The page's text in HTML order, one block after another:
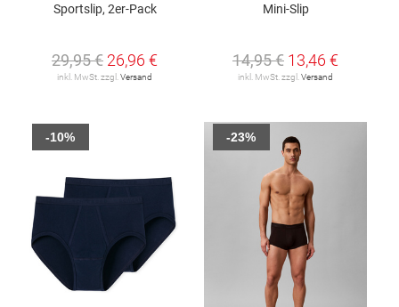
Sportslip, 2er-Pack
29,95 € 26,96 €
inkl. MwSt. zzgl. Versand
Mini-Slip
14,95 € 13,46 €
inkl. MwSt. zzgl. Versand
-10% -23%